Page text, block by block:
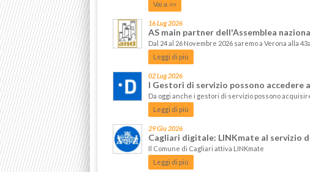
Vai a >>
16 Lug 2026
AS main partner dell'Assemblea
Dal 24 al 26 Novembre 2026 saremo a Verona alla
Leggi di più
02 Lug 2026
I Gestori di servizio possono accedere
Da oggi anche i gestori di servizio possono
Leggi di più
29 Giu 2026
Cagliari digitale: LINKmate al servizio
Il Comune di Cagliari attiva LINKmate
Leggi di più